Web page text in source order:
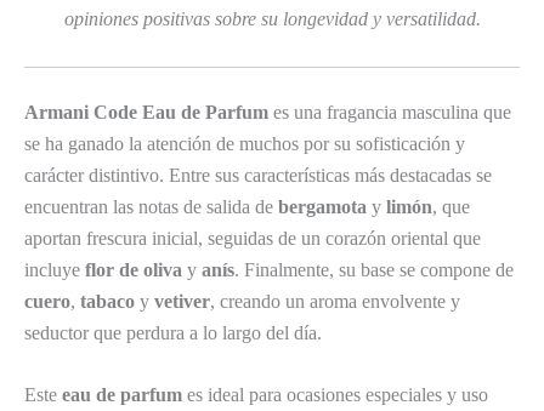
opiniones positivas sobre su longevidad y versatilidad.
Armani Code Eau de Parfum es una fragancia masculina que
se ha ganado la atención de muchos por su sofisticación y
carácter distintivo. Entre sus características más destacadas se
encuentran las notas de salida de bergamota y limón, que
aportan frescura inicial, seguidas de un corazón oriental que
incluye flor de oliva y anís. Finalmente, su base se compone de
cuero, tabaco y vetiver, creando un aroma envolvente y
seductor que perdura a lo largo del día.
Este eau de parfum es ideal para ocasiones especiales y uso